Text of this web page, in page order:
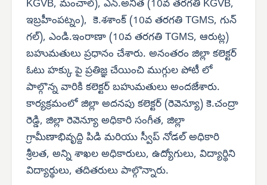
KGVB, మంచాల్), ఎన్.అనిత (10వ తరగతి KGVB,
ఇబ్రహీంపట్నం), కె.శశాంక్ (10వ తరగతి TGMS, గున్
గల్), ఎండి.ఇంరాణా (10వ తరగతి TGMS, ఆరుట్ల)
బహుమతులు ప్రధానం చేశారు. అనంతరం జిల్లా కలెక్టర్
ఓటు హక్కు పై ప్రతిజ్ఞ చేయించి ముగ్గుల పోటీ లో
పాల్గొన్న వారికి కలెక్టర్ బహుమతులు అందజేశారు.
కార్యక్రమంలో జిల్లా అదనపు కలెక్టర్ (రెవెన్యూ) కె.చంద్రా
రెడ్డి, జిల్లా రెవెన్యూ అధికారి సంగీత, జిల్లా
గ్రామీణాభివృద్ది పిడి మరియు స్వీప్ నోడల్ అధికారి
శ్రీలత, అన్ని శాఖల అధికారులు, ఉద్యోగులు, విద్యార్థిని
విద్యార్థులు, తదితరులు పాల్గొన్నారు.